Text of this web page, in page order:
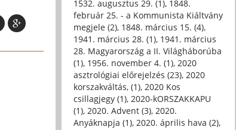
1532. augusztus 29. (1), 1848.
február 25. - a Kommunista Kiáltvány
megjele (2), 1848. március 15. (4),
1941. március 28. (1), 1941. március
28. Magyarország a II. Világháborúba
(1), 1956. november 4. (1), 2020
asztrológiai előrejelzés (23), 2020
korszakváltás, (1), 2020 Kos
csillagjegy (1), 2020-kORSZAKKAPU
(1), 2020. Advent (3), 2020.
Anyáknapja (1), 2020. április hava (2),